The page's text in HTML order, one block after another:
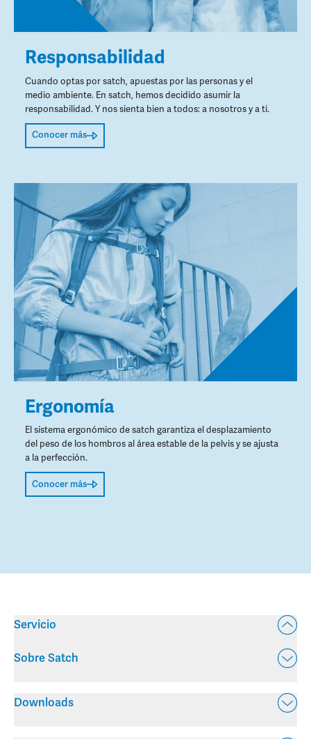
Responsabilidad
Cuando optas por satch, apuestas por las personas y el
medio ambiente. En satch, hemos decidido asumir la
responsabilidad. Y nos sienta bien a todos: a nosotros y a ti.
Conocer más
Ergonomía
El sistema ergonómico de satch garantiza el desplazamiento
del peso de los hombros al área estable de la pelvis y se ajusta
a la perfección.
Conocer más
Servicio
Sobre Satch
Downloads